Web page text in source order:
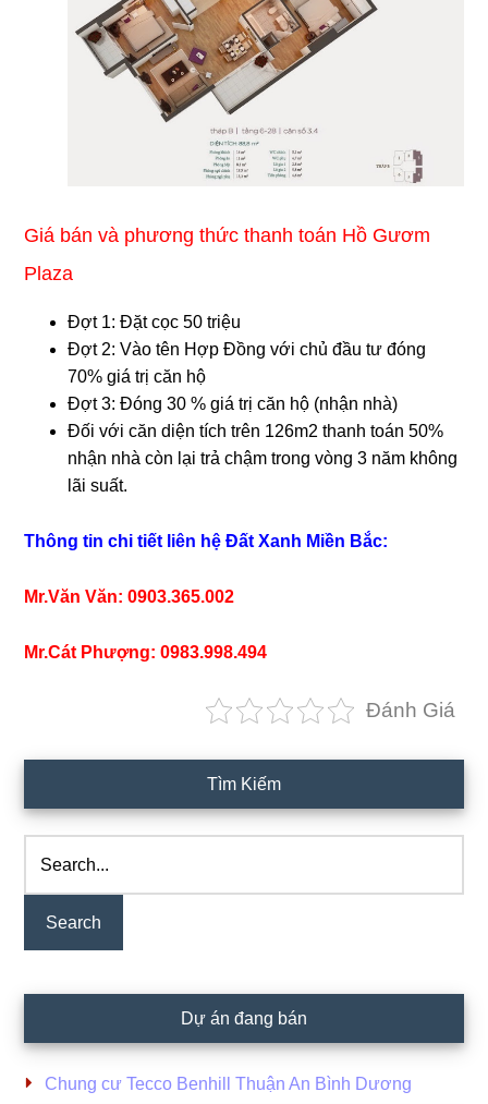
Giá bán và phương thức thanh toán Hồ Gươm
Plaza
Đợt 1: Đặt cọc 50 triệu
Đợt 2: Vào tên Hợp Đồng với chủ đầu tư đóng
70% giá trị căn hộ
Đợt 3: Đóng 30 % giá trị căn hộ (nhận nhà)
Đối với căn diện tích trên 126m2 thanh toán 50%
nhận nhà còn lại trả chậm trong vòng 3 năm không
lãi suất.
Thông tin chi tiết liên hệ Đất Xanh Miền Bắc:
Mr.Văn Văn: 0903.365.002
Mr.Cát Phượng: 0983.998.494
Đánh Giá
Sidebar
Tìm Kiếm
Dự án đang bán
Chung cư Tecco Benhill Thuận An Bình Dương